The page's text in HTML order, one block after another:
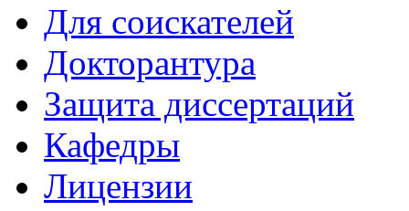
Для соискателей
Докторантура
Защита диссертаций
Кафедры
Лицензии